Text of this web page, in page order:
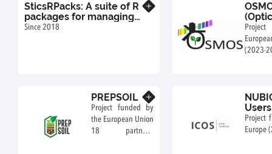
(EU),
Teams
SticsRPacks: A suite of R
packages for managing
crop models
Since 2018
(2023-
PREPSOIL
Project funded by
the European Union
18 partners,
ICOS)
Project
Europe